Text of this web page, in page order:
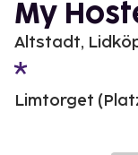
My
Altstadt,
Limtorget